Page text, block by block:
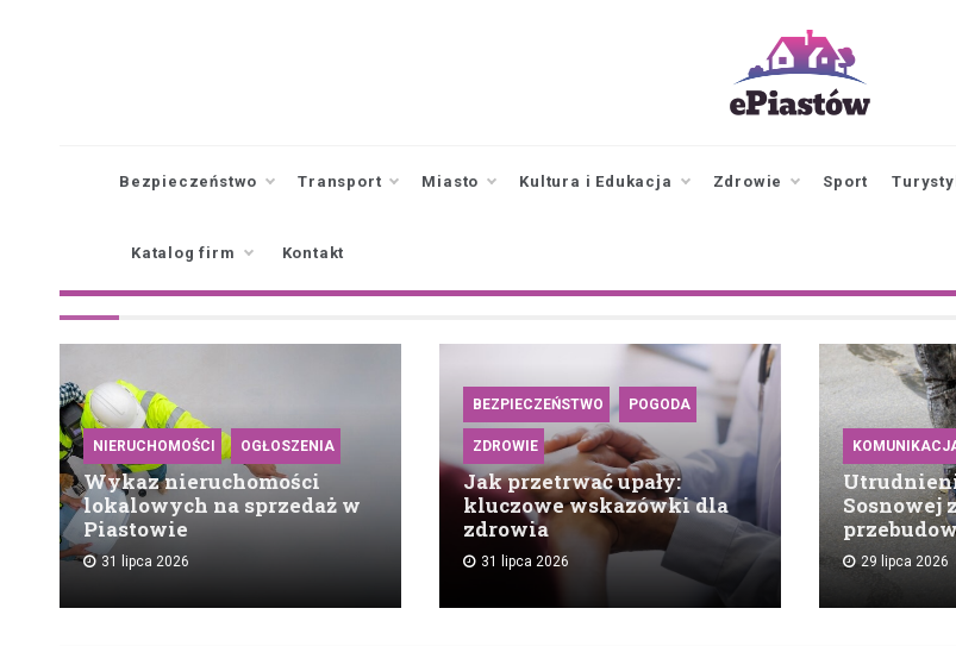
Piastowa i
okolicy
Bezpieczeństwo Transport Miasto Kultura i Edukacja Zdrowie Sport
Katalog firm Kontakt
NIERUCHOMOŚCI OGŁOSZENIA
Wykaz nieruchomości
lokalowych na sprzedaż w
Piastowie
31 lipca 2026
BEZPIECZEŃSTWO POGODA
ZDROWIE
Jak przetrwać upały:
kluczowe wskazówki dla
zdrowia
31 lipca 2026
Sosnowej
29 lipca 2026